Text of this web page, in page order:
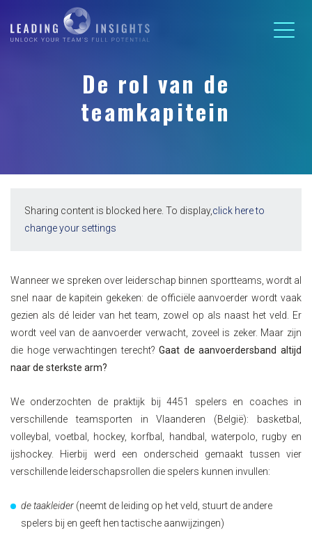
De rol van de
teamkapitein
Sharing content is blocked here. To display,click here to
change your settings
Wanneer we spreken over leiderschap binnen sportteams, wordt al
snel naar de kapitein gekeken: de officiële aanvoerder wordt vaak
gezien als dé leider van het team, zowel op als naast het veld. Er
wordt veel van de aanvoerder verwacht, zoveel is zeker. Maar zijn
die hoge verwachtingen terecht?Gaat de aanvoerdersband altijd
naar de sterkste arm?
We onderzochten de praktijk bij 4451 spelers en coaches in
verschillende teamsporten in Vlaanderen (België): basketbal,
volleybal, voetbal, hockey, korfbal, handbal, waterpolo, rugby en
ijshockey. Hierbij werd een onderscheid gemaakt tussen vier
verschillende leiderschapsrollen die spelers kunnen invullen:
de taakleider (neemt de leiding op het veld, stuurt de andere
spelers bij en geeft hen tactische aanwijzingen)